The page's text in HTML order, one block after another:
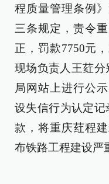
程质量管理条例
三条规定，责令
正，罚款7750元
现场负责人王荭分
局网站上进行公
设失信行为认定
款，将重庆荭程
布铁路工程建设严